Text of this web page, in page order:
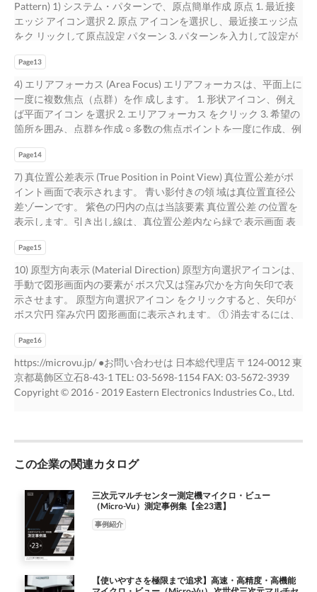
直 線形体または平面形体のひらき許容値です。 データポイント
は、作られた2つの直線間に存在し なければなりません。 2本の
直線間のギャップ距離が平⾏度値です。 傾斜度 傾斜度は表面、
件の方向公差で (Angularity) す。 公差は、データム又は軸に対し
て特定の角度で作られた2つの平⾏線で決定されます。 デー タポ
イントは、作られた2つの直線間に存在しなければなりません。
2本の直線間のギャップ距離 が傾斜度値です。 同⼼度 同⼼度
は、データム円の中⼼に対する他の円形物体の中⼼の位置のひら
許容値です。 公差は、第 (Concentricity) 二要素の全データポイ
ントが存在する軸又は要素の中⼼に沿って、円を置くことで決定
近しているかを⽰すものです。 線の輪郭度 線の輪郭度は理論的
に正確な寸法によって定められた幾何学的輪郭からの線の輪郭の
ひらきの許 (Profile of a Line) 容値で、ノミナル要素の周りに2次
元公差ゾーンを確⽴します。 この両側公差値は、ノミナル要 素
から最大データポイント迄の距離を2倍にすることで決定されま
す。 要素のノミナル値は⼊⼒ しなければなりません。 今あるシ
ステムはデータム参照として振舞います。 もし、データム参照
が無ければ、要素を作り、要素上にシステム原点を設定し、複写
要素を作り、その複写要素に公 差を規定します。 面の輪郭度 面
の輪郭度は理論的に正確な寸法によって定められた幾何学的輪郭
からの面の輪郭のひらきの許 (Profile of a Surface) 容値で、ノミ
ナル要素の周りに3次元公差ゾーンを確⽴します。 この両側公差
値は、ノミナル要 素から最大データポイント迄の距離を2倍にす
ることで決定されます。 要素のノミナル値は、⼊ ⼒しなければ
なりません。 今あるシステムはデータム参照として振舞いま
ます。 振れ値は要素の形状のみならず、基準点への要素の偏⼼
する回転体をデータム軸直線のまわりに回転したとき、その
(Total Run-out) 表面が指定された方向に変位する許容値です。 こ
の公差は円柱と円錐に適用されます。 振れ値は 要素の形状のみ
ならず、基準軸への要素の偏⼼度にも影響します。 6
7) 自己診断データ収集（Self-Diagnostics) InSpecには、自己診断
機能が内蔵され ています。ヘルプメニューから診断 データ収集
を選択すると、  診断データ収集画面が開く 機種名 品名コード
 Collect Diagをクリックすると、 シリアル番号 代理店名 ｢名前
を付けて保存｣画面が開き、 ユーザー名 ファイル名が自動挿⼊さ
れ、Zip ファイルが自動生成 顧客情報入力 マシンに問題が発生し
た場合、この 記事入力欄 e-mail で送信できます ZIPファイルを
代理店におくれば、問 題解決の手助けになります。 この欄に診
断データが表示されます このボタンを押下すると、情報が収集
されます 9
疑似マシン（マシンに接続せずに測定ソフト InSpecを動作）に連
写スナップショットをインポートしてオフ ラインで測定・編集
ができる 9) レポート書式 (Reporting Format) 各種のレポート書
ら選択できます︓ 1. 簡易書式 2. 標準書式 ○ 書式をExcelやPDFへ
変換できます ○ 全ての書式に測定図形を挿⼊できます ○ 測定図形
のみの表⽰、印刷もできます 1. 簡易書式 2. 標準書式 簡単なタイ
トル⼊り、枠線無し 枠線表⽰、公差内外と図形表⽰ 10
Pattern) 1) システム・パターンで、原点簡単作成 原点 1. 最近接
エッジ アイコン選択 2. 原点 アイコンを選択し、最近接エッジ点
をク リックして原点設定 パターン 3. パターンを⼊⼒して設定が
けで測定 1. 実⾏ を押下 2. 原点近辺に最近接エッジ点を⼊⼒ 3. 継
続 を押下 原点⼊⼒ 4. 測定開始...... ○ 原点作成が簡単 ○ 被測定物は
自由に置くだけでよい ○ 部品を固定する冶具の節約 2) バーコー
ド認識 (OCR-Barcode) OCR（光学⽂字認識）機能がバーコード
を認識し、読み取 ります。 1. ｢OCR-バーコード」を選択 2. クリ
み取り、確認 バーコード 3) テキスト認識 (OCR-Text) OCR（光学
⽂字認識）機能がテキストを認識し、読み取り ます。 1. ｢OCR-
テキスト」を選択 2. クリック＆ドラッグで⽂字を囲む 3. ボタン
でテキストを読み取り、確認 テキスト 11
Page13
4) エリアフォーカス (Area Focus) エリアフォーカスは、平面上に
一度に複数焦点（点群）を作 成します。 1. 形状アイコン、例え
ば平面アイコン を選択 2. エリアフォーカス をクリック 3. 希望の
箇所を囲み、点群を作成 ○ 多数の焦点ポイントを一度に作成、例
焦点が生成 できる ○ 点群を分解して新たな要素が作成できる ○
点群の最大、最小距離点を表⽰ 5) 着座平面 (Seating Plane) 又は
コプラナリティー 着座平面はコネクターやIC等のピンの下面か
らの最大距離点 着 座 を⾒つけ、コプラナリティー(共平面性又は
端子最下面均一 平 性）を測定します。 面 ○ コプラナリティー表
群の最大、最小距離点を表⽰ ○ 1個のICピンを測定し、他の多数
のピンを全て一度にコ ピー可 6) 幾何公差表示 (GD & T) 理論上の
各幾何形状に対する一連の点群の誤差をポイン ト画面を切替え
て表⽰します︓ 公差表示 ポイント画面 ○ 赤丸が両側最大偏差を
表⽰ ○ 赤い線が公差オーバーを表⽰ ○ 点にマウスを置くと、偏差
値表⽰ ○ カメラを指定位置に移動 ○ 各種公差を同一画面内で選択
○ 画面を保存 1) 点の差分誤差 2) 形状公差 ３）輪郭公差 要素の実
測値と平均化された要素 真直度や真円度等の幾何形状と 公称幾
何形状との差分を図形表⽰ の形状値の偏差を表⽰ の差分を図形
表⽰ 公差外は 赤色表示 マウスでポイ ントすると、偏 差を表示
右クリックで、 公差を選択 12
Page14
7) 真位置公差表示 (True Position in Point View) 真位置公差がポ
イント画面で表⽰されます。 ⻘い影付きの領 域は真位置直径公
差ゾーンです。 紫色の円内の点は当該要素 真位置公差 の位置を
表⽰します。引き出し線は、真位置公差内なら緑で 表示画面 表
大 (Large Point View) ポイント画面を右クリックし、「ポイント
画面を拡大」を 選択すると現⾏のポイント画面から分離した大
型画面を表 ⽰します。 ○ 等角図、正面図、平面図等、5種類の画
面表⽰ ○ 部品を三次元で回転 ○ ポイント画面で図形を回転させる
と、図形画面が追従 ○ 拡大ポイント画面が保存できる 9) ポイン
とポイント画面（大型ポイン ト画面も）をファイルに保存でき
ます。「ポイント画面を保 存」をクリックすると、下記の「名
前を付けて保存」ダイア ログが開きます。 ファイル名、保存先
を特定し、BMP又は JPEGを選択します。 ダイアログボックス下
部に、要素名と時間、要素プロパ ティー及びスケールを表⽰、
Page15
10) 原型方向表示 (Material Direction) 原型方向選択アイコンは、
手動で図形画面内の要素が ボス穴又は窪み穴かを方向矢印で表
⽰させます。 原型方向選択アイコン をクリックすると、矢印が
ボス穴円 窪み穴円 図形画面に表⽰されます。 ① 消去するには、
ダブルクリック 矢印外側 矢印内側 任意の矢印をダブルクリック
すると、要素原型のその全ての方 向が変更されます。 その結
果、ポイント画面の適正幾何から 窪んだスロット の点偏差の表
記が変ります。 突起矩形 突起円 1.3622 -1.3622 矢印が外側、 矢
けられ、同様に、線要素は線の差 分誤差からのデータに対して
ら設定除去できます。異点除 去された点は灰色で表⽰されま
す。 異点除去点 （灰色表示） 14
Page16
https://microvu.jp/ ●お問い合わせは ⽇本総代理店 〒124-0012 東
京都葛飾区⽴⽯8-43-1 TEL: 03-5698-1154 FAX: 03-5672-3939
Copyright © 2016 - 2019 Eastern Electronics Industries Co., Ltd.
この企業の関連カタログ
三次元マルチセンター測定機マイクロ・ビュー
（Micro-Vu）測定事例集【全23選】
事例紹介
【使いやすさを極限まで追求】高速・高精度・高機能